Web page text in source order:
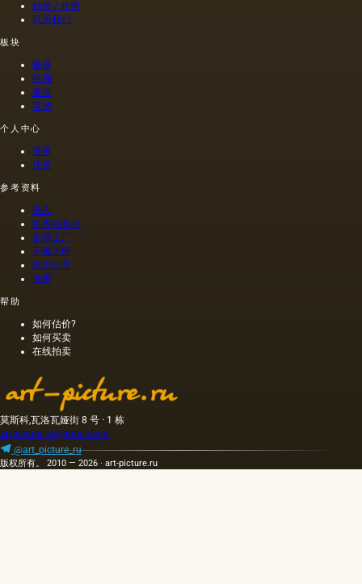
估价 / 收购
联系我们
板块
银器
绘画
瓷器
其他
个人中心
登录
注册
参考资料
杂志
世界拍卖会
瓷器工厂
石雕大师
款识目录
画家
帮助
如何估价?
如何买卖
在线拍卖
莫斯科,瓦洛瓦娅街 8 号 · 1 栋
artpicture.ru@gmail.com
@art_picture_ru
版权所有。 2010 — 2026 · art-picture.ru